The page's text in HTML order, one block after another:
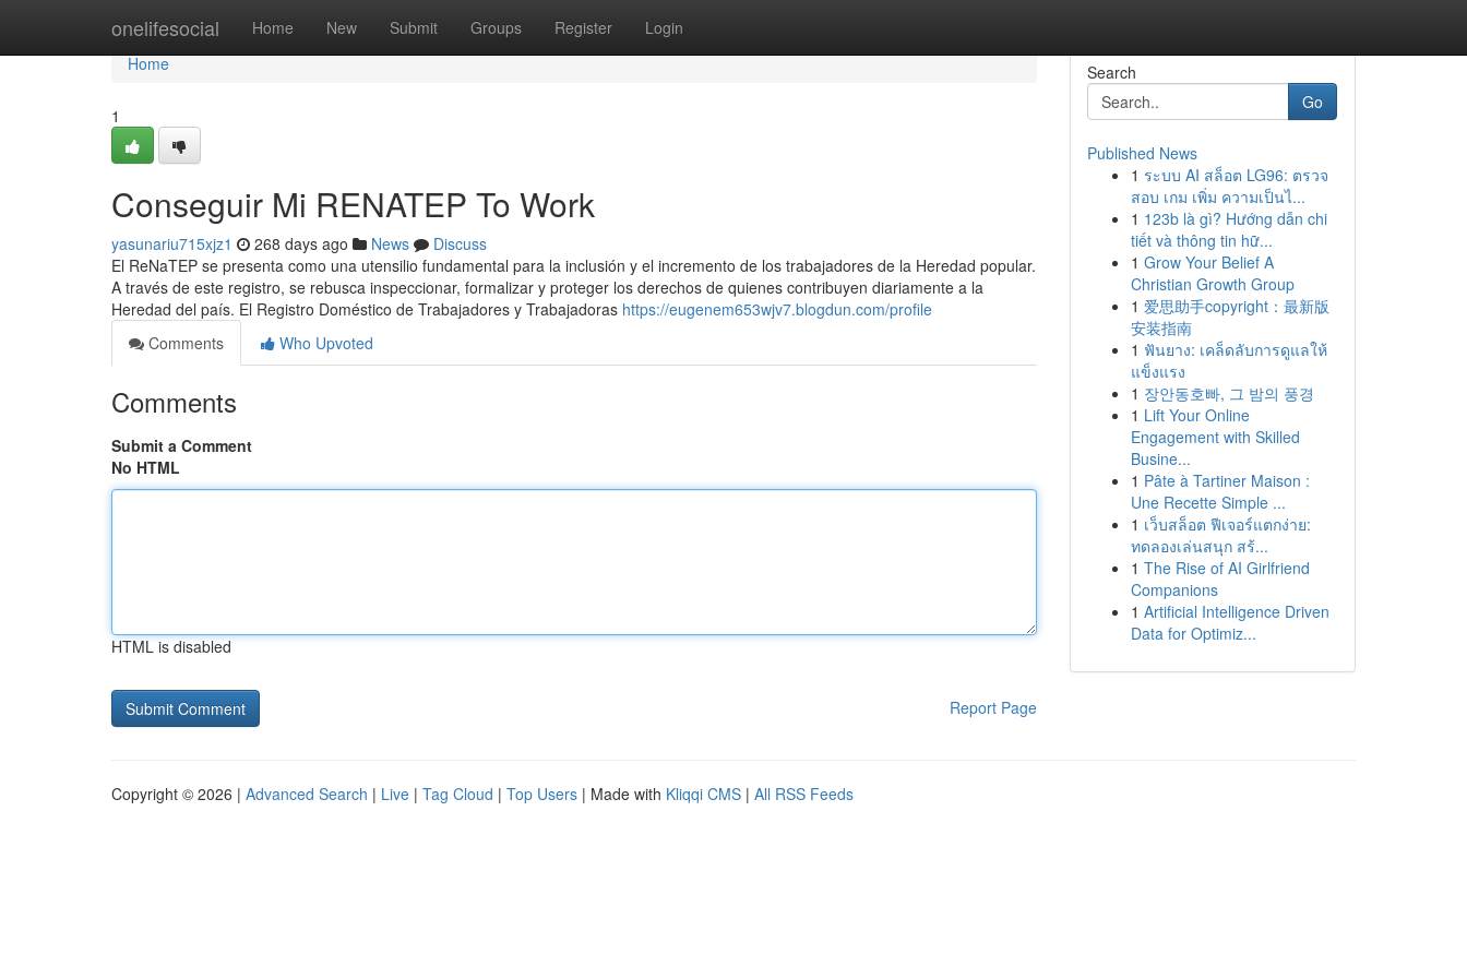
onelifesocial Home New Submit Groups Register Login
Home
Home
1
Conseguir Mi RENATEP To Work
yasunariu715xjz1 268 days ago News
Discuss
El⁣ ReNaTEP se presenta como ‍una ⁣utensilio fundamental para la inclusión y el incremento de los trabajadores de la Heredad popular.
⁣A través de este registro,⁣ se rebusca inspeccionar, formalizar y proteger los derechos de quienes contribuyen diariamente a la
Heredad del país. El Registro Doméstico de Trabajadores y Trabajadoras https://eugenem653wjv7.blogdun.com/profile
Comments
Who Upvoted
Comments
Submit a Comment
No HTML
HTML is disabled
Report Page
Search
Go
Published News
1 ระบบ AI สล็อต LG96: ตรวจ
สอบ เกม เพิ่ม ความเป็นไ...
1 123b là gì? Hướng dẫn chi
tiết và thông tin hữ...
1 Grow Your Belief A
Christian Growth Group
1 爱思助手copyright：最新版
安装指南
1 ฟันยาง: เคล็ดลับการดูแลให้
แข็งแรง
1 장안동호빠, 그 밤의 풍경
1 Lift Your Online
Engagement with Skilled
Busine...
1 Pâte à Tartiner Maison :
Une Recette Simple ...
1 เว็บสล็อต ฟีเจอร์แตกง่าย:
ทดลองเล่นสนุก สร้...
1 The Rise of AI Girlfriend
Companions
1 Artificial Intelligence Driven
Data for Optimiz...
Copyright © 2026 | Advanced Search | Live | Tag Cloud | Top Users | Made with Kliqqi CMS | All RSS Feeds